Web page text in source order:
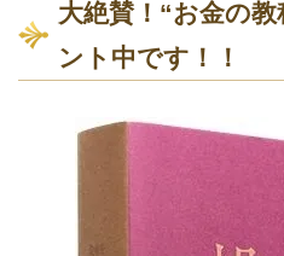
大絶賛！“お金の
ント中です！！